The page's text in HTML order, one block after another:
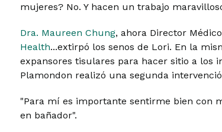
mujeres? No. Y hacen un trabajo
Dra. Maureen Chung, ahora Director
Health...extirpó los senos de Lori. En la
expansores tisulares para hacer sitio a los
Plamondon realizó una segunda
"Para mí es importante sentirme bien con
en bañador".